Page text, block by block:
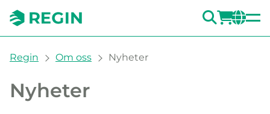
SÖK
You are here:
Regin Om oss Nyheter
Nyheter